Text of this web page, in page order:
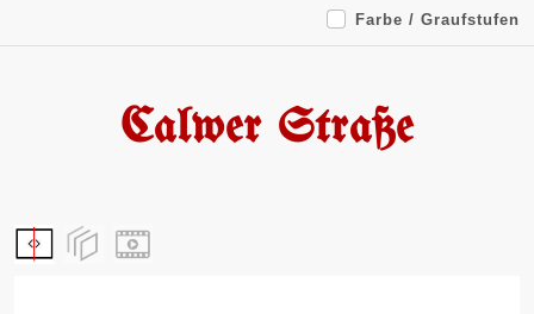
Farbe / Graufstufen
Calwer Straße